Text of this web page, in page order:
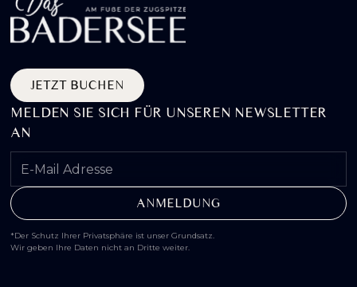
JETZT BUCHEN
MELDEN SIE SICH FÜR UNSEREN NEWSLETTER
AN
*Der Schutz Ihrer Privatsphäre ist unser Grundsatz.
Wir geben Ihre Daten nicht an Dritte weiter.